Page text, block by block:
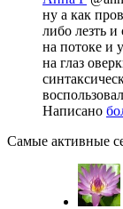
ну а как
либо лезть и
на потоке и
на глаз
Написано
Самые активные